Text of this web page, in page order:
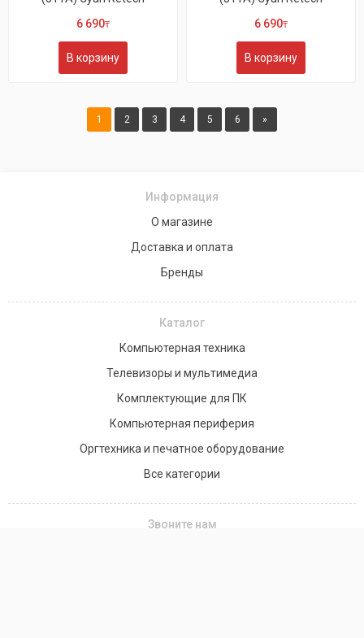
6 690₸
В корзину
6 690₸
В корзину
1 2 3 4 5 6 »
Информация
О магазине
Доставка и оплата
Бренды
Каталог
Компьютерная техника
Телевизоры и мультимедиа
Комплектующие для ПК
Компьютерная периферия
Оргтехника и печатное оборудование
Все категории
Звоните нам